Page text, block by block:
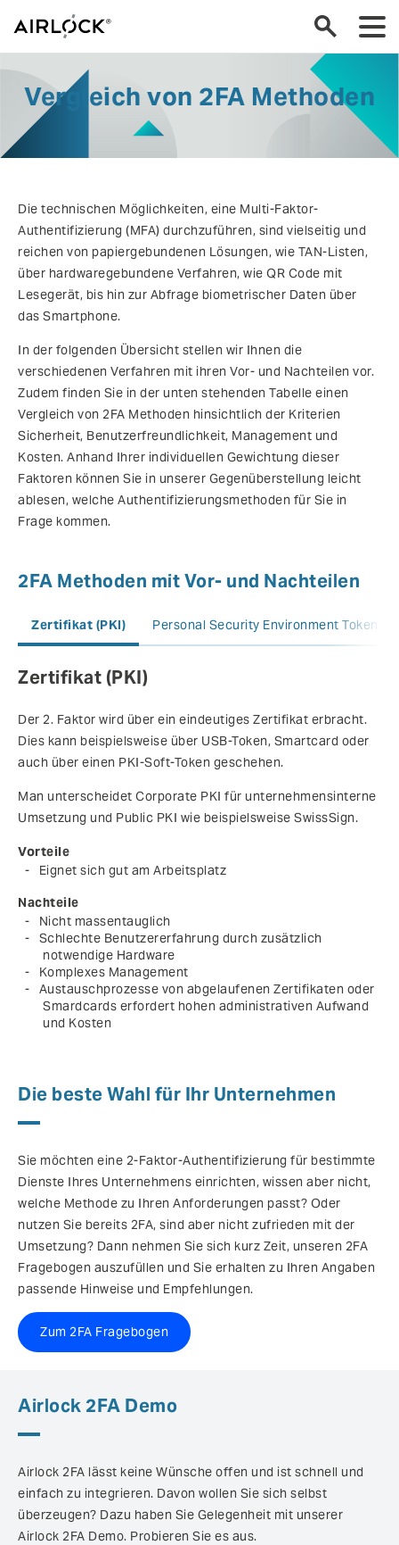
Vergleich von 2FA Methoden
Die technischen Möglichkeiten, eine Multi-Faktor-
Authentifizierung (MFA) durchzuführen, sind vielseitig und
reichen von papiergebundenen Lösungen, wie TAN-Listen,
über hardwaregebundene Verfahren, wie QR Code mit
Lesegerät, bis hin zur Abfrage biometrischer Daten über
das Smartphone.
In der folgenden Übersicht stellen wir Ihnen die
verschiedenen Verfahren mit ihren Vor- und Nachteilen vor.
Zudem finden Sie in der unten stehenden Tabelle einen
Vergleich von 2FA Methoden hinsichtlich der Kriterien
Sicherheit, Benutzerfreundlichkeit, Management und
Kosten. Anhand Ihrer individuellen Gewichtung dieser
Faktoren können Sie in unserer Gegenüberstellung leicht
ablesen, welche Authentifizierungsmethoden für Sie in
Frage kommen.
2FA Methoden mit Vor- und Nachteilen
Zertifikat (PKI)
Der 2. Faktor wird über ein eindeutiges Zertifikat erbracht.
Dies kann beispielsweise über USB-Token, Smartcard oder
auch über einen PKI-Soft-Token geschehen.
Man unterscheidet Corporate PKI für unternehmensinterne
Umsetzung und Public PKI wie beispielsweise SwissSign.
Vorteile
Eignet sich gut am Arbeitsplatz
Nachteile
Nicht massentauglich
Schlechte Benutzererfahrung durch zusätzlich
notwendige Hardware
Komplexes Management
Austauschprozesse von abgelaufenen Zertifikaten oder
Smardcards erfordert hohen administrativen Aufwand
und Kosten
Die beste Wahl für Ihr Unternehmen
Sie möchten eine 2-Faktor-Authentifizierung für bestimmte
Dienste Ihres Unternehmens einrichten, wissen aber nicht,
welche Methode zu Ihren Anforderungen passt? Oder
nutzen Sie bereits 2FA, sind aber nicht zufrieden mit der
Umsetzung? Dann nehmen Sie sich kurz Zeit, unseren 2FA
Fragebogen auszufüllen und Sie erhalten zu Ihren Angaben
passende Hinweise und Empfehlungen.
Zum 2FA Fragebogen
Airlock 2FA Demo
Airlock 2FA lässt keine Wünsche offen und ist schnell und
einfach zu integrieren. Davon wollen Sie sich selbst
überzeugen? Dazu haben Sie Gelegenheit mit unserer
Airlock 2FA Demo. Probieren Sie es aus.